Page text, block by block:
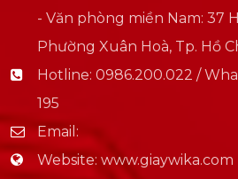
- Văn phòng miền Nam: 37
Phường Xuân Hoà, Tp. Hồ
Hotline: 0986.200.022 /
195
Email:
Website: www.giaywika.com